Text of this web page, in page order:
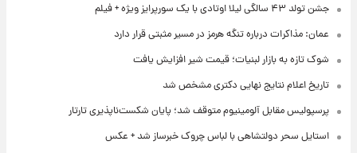
جشن تولد ۴۳ سالگی لیلا اوتادی با یک سورپرایز ویژه + فیلم
عمان: مذاکرات درباره تنگه هرمز در مسیر مثبتی قرار دارد
شوک تازه به بازار لبنیات؛ قیمت شیر افزایش یافت
تاریخ اعلام نتایج نهایی دکتری مشخص شد
پرسپولیس مقابل آلومینیوم متوقف شد؛ پایان شکست‌ناپذیری تارتار
استایل سحر دولتشاهی با لباس چروک خبرساز شد + عکس